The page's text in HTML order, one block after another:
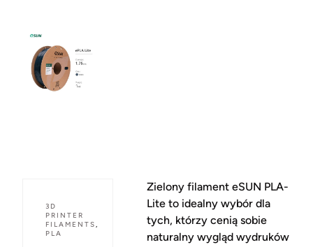
3D
PRINTER
FILAMENTS,
PLA
Zielony filament eSUN PLA-
Lite to idealny wybór dla
tych, którzy cenią sobie
naturalny wygląd wydruków